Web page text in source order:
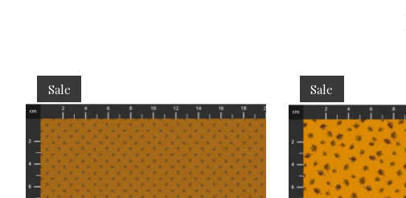
Items van productcarrousel
Sale Sale